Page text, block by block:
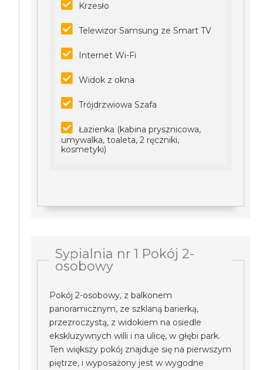
Krzesło
Telewizor Samsung ze Smart TV
Internet Wi-Fi
Widok z okna
Trójdrzwiowa Szafa
Łazienka (kabina prysznicowa,
umywalka, toaleta, 2 ręczniki,
kosmetyki)
Sypialnia nr 1 Pokój 2-
osobowy
Pokój 2-osobowy, z balkonem
panoramicznym, ze szklaną barierką,
przezroczystą, z widokiem na osiedle
ekskluzywnych willi i na ulicę, w głębi park.
Ten większy pokój znajduje się na pierwszym
piętrze, i wyposażony jest w wygodne